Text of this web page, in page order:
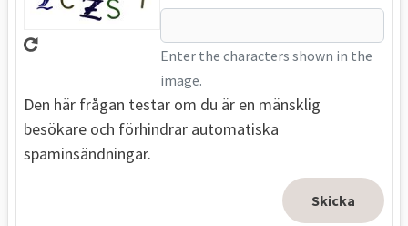
Enter the characters shown in the
image.
Den här frågan testar om du är en mänsklig
besökare och förhindrar automatiska
spaminsändningar.